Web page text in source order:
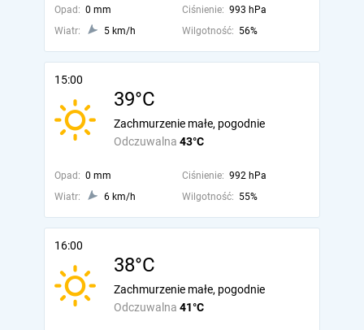
Opad: 0 mm Ciśnienie: 993 hPa
Wiatr:
5 km/h Wilgotność: 56%
15:00
39°C
Odczuwalna 43°C
Zachmurzenie małe, pogodnie
Opad: 0 mm Ciśnienie: 992 hPa
Wiatr:
6 km/h Wilgotność: 55%
16:00
38°C
Odczuwalna 41°C
Zachmurzenie małe, pogodnie